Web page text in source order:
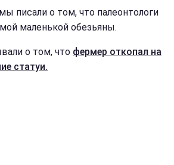
писали о том, что палеонтологи
маленькой обезьяны.
о том, что фермер откопал на
статуи.